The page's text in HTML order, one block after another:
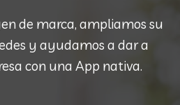
de marca, ampliamos su
y ayudamos a dar a
con una App nativa.